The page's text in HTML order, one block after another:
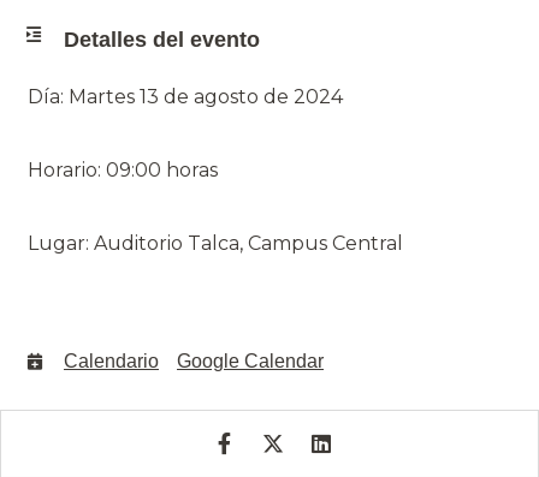
Detalles del evento
Día: Martes 13 de agosto de 2024
Horario: 09:00 horas
Lugar: Auditorio Talca, Campus Central
Calendario Google Calendar